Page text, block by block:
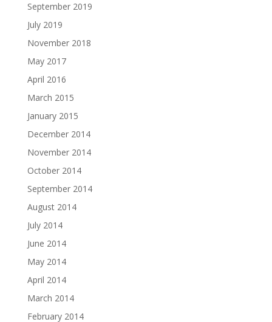
September 2019
July 2019
November 2018
May 2017
April 2016
March 2015
January 2015
December 2014
November 2014
October 2014
September 2014
August 2014
July 2014
June 2014
May 2014
April 2014
March 2014
February 2014